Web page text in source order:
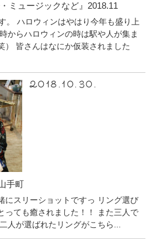
ミュージックなど』2018.11
。 ハロウィンはやはり今年も盛り上
からハロウィンの時は駅や人が集ま
） 皆さんはなにか仮装されました
2018.10.30.
手町
にスリーショットですっ リング選び
っても癒されました！！ また三人で
人が選ばれたリングがこちら...